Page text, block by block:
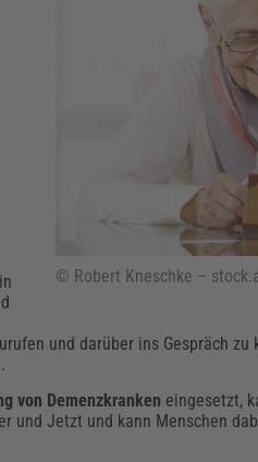
(AKADEMIE
& Arbeitshilfen
& Zollvorschriften
(AKADEMIE
© Robert Kneschke –
und darüber ins Gespräch
von Demenzkranken eingesetzt,
und Jetzt und kann Menschen